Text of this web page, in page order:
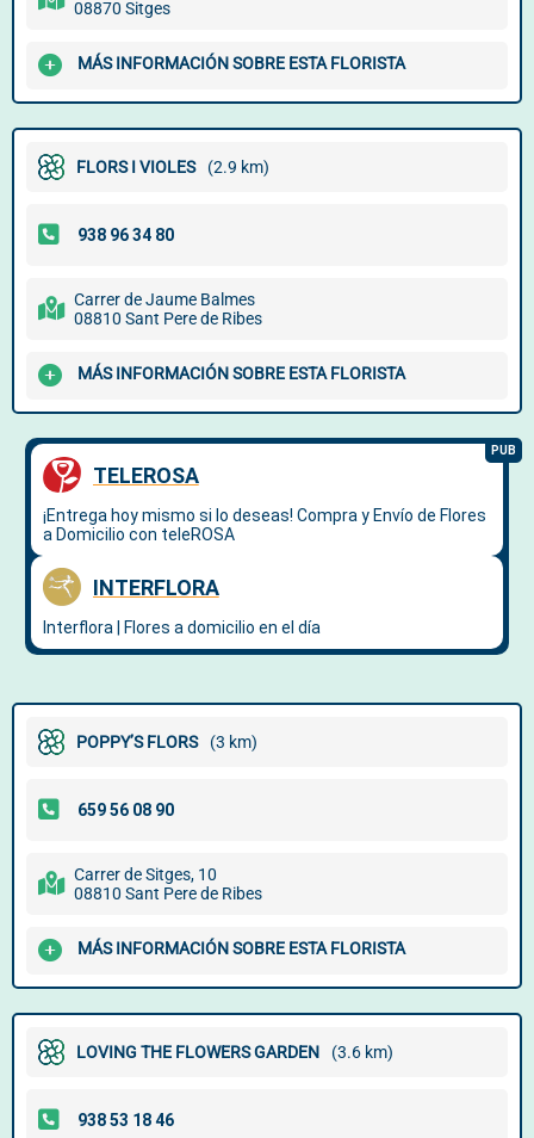
08870 Sitges
MÁS INFORMACIÓN SOBRE ESTA FLORISTA
FLORS I VIOLES (2.9 km)
Carrer de Jaume Balmes
08810 Sant Pere de Ribes
MÁS INFORMACIÓN SOBRE ESTA FLORISTA
POPPY’S FLORS (3 km)
Carrer de Sitges, 10
08810 Sant Pere de Ribes
MÁS INFORMACIÓN SOBRE ESTA FLORISTA
LOVING THE FLOWERS GARDEN (3.6 km)